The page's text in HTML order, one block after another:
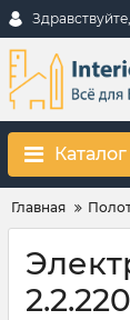
Здравствуйте,
Главная